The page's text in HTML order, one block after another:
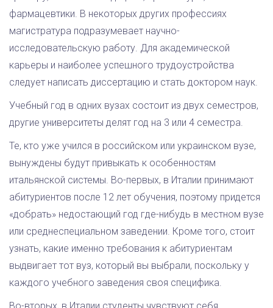
фармацевтики. В некоторых других профессиях
магистратура подразумевает научно-
исследовательскую работу. Для академической
карьеры и наиболее успешного трудоустройства
следует написать диссертацию и стать доктором наук.
Учебный год в одних вузах состоит из двух семестров,
другие университеты делят год на 3 или 4 семестра.
Те, кто уже учился в российском или украинском вузе,
вынуждены будут привыкать к особенностям
итальянской системы. Во-первых, в Италии принимают
абитуриентов после 12 лет обучения, поэтому придется
«добрать» недостающий год где-нибудь в местном вузе
или среднеспециальном заведении. Кроме того, стоит
узнать, какие именно требования к абитуриентам
выдвигает тот вуз, который вы выбрали, поскольку у
каждого учебного заведения своя специфика.
Во-вторых, в Италии студенты чувствуют себя